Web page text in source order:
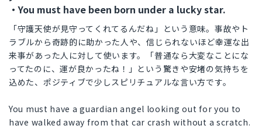
・You must have been born under a lucky star.
「守護天使が見守ってくれてるんだね」という意味。事故やト
ラブルから奇跡的に助かった人や、信じられないほど幸運な出
来事があった人に対して使います。「普通なら大変なことにな
ってたのに、運が良かったね！」という驚きや安堵の気持ちを
込めた、ポジティブで少しスピリチュアルな言い方です。
You must have a guardian angel looking out for you to
have walked away from that car crash without a scratch.